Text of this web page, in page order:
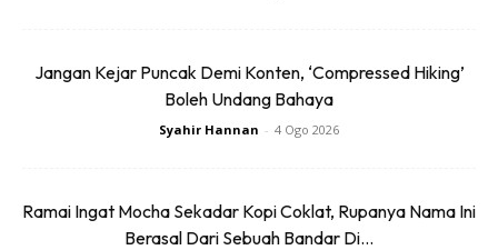
menjadi terkenal pada tahun 1958 apabila ia menjadi lokasi
penggambaran filem Fanfare, sebuah filem Belanda yang
diarahkan oleh Bert Haanstra.
Jangan Kejar Puncak Demi Konten, ‘Compressed Hiking’
Boleh Undang Bahaya
Syahir Hannan - 4 Ogo 2026
Ramai Ingat Mocha Sekadar Kopi Coklat, Rupanya Nama Ini
Berasal Dari Sebuah Bandar Di...